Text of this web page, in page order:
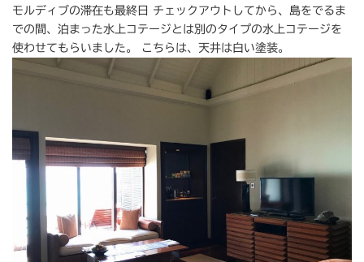
モルディブの滞在も最終日 チェックアウトしてから、島をでるま
での間、泊まった水上コテージとは別のタイプの水上コテージを
使わせてもらいました。 こちらは、天井は白い塗装。